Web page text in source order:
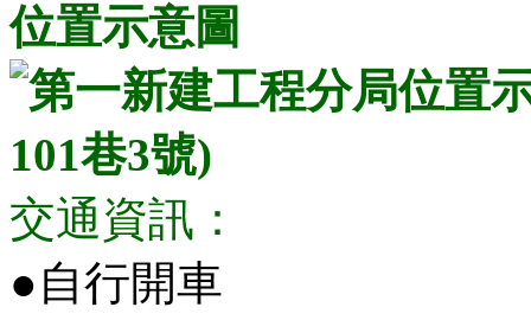
位置示意圖
交通資訊：
●自行開車